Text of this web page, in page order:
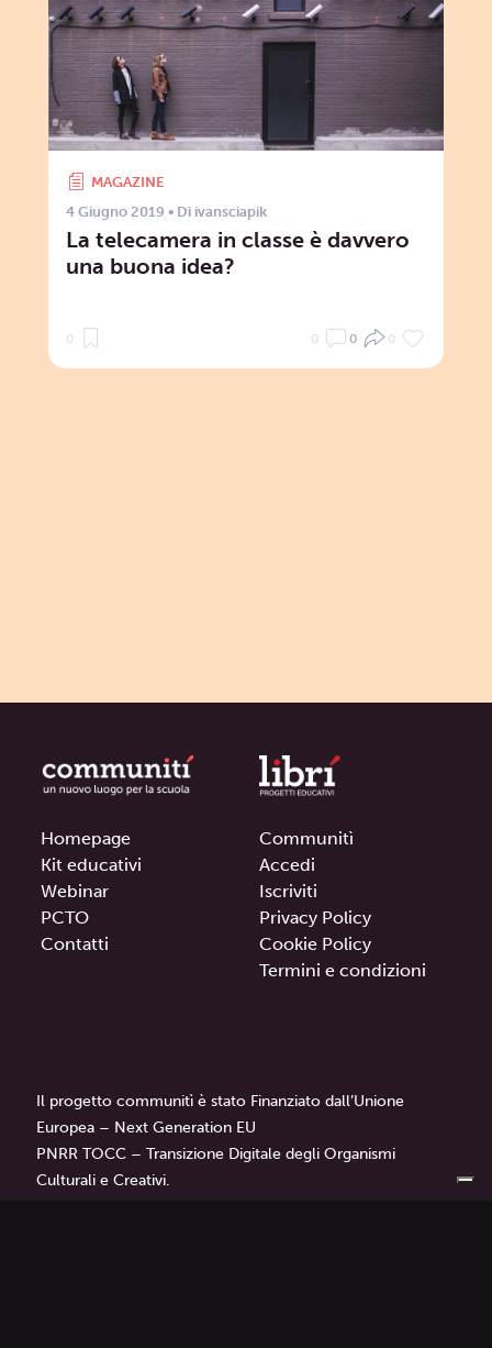
MAGAZINE
4 Giugno 2019 • Di ivansciapik
La telecamera in classe è davvero
una buona idea?
0 0 0 0
Homepage
Kit educativi
Webinar
PCTO
Contatti
Communitì
Accedi
Iscriviti
Privacy Policy
Cookie Policy
Termini e condizioni
Il progetto communitì è stato Finanziato dall’Unione
Europea – Next Generation EU
PNRR TOCC – Transizione Digitale degli Organismi
Culturali e Creativi.